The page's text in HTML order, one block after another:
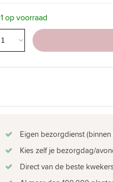
1 op voorraad
Eigen bezorgdienst (binnen
Kies zelf je bezorgdag/
Direct van de beste